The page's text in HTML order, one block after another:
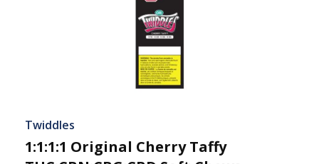
Twiddles
1:1:1:1 Original Cherry Taffy